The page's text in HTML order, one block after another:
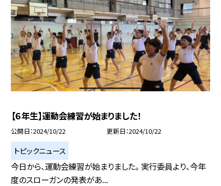
【６年生】運動会練習が始まりました！
公開日 2024/10/22 更新日 2024/10/22
トピックニュース
今日から、運動会練習が始まりました。 実行委員より、今年
度のスローガンの発表があ...